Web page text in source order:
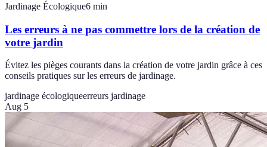
Jardinage Écologique6 min
Les erreurs à ne pas commettre lors de la création de
votre jardin
Évitez les pièges courants dans la création de votre jardin grâce à ces
conseils pratiques sur les erreurs de jardinage.
jardinage écologiqueerreurs jardinage
Aug 5